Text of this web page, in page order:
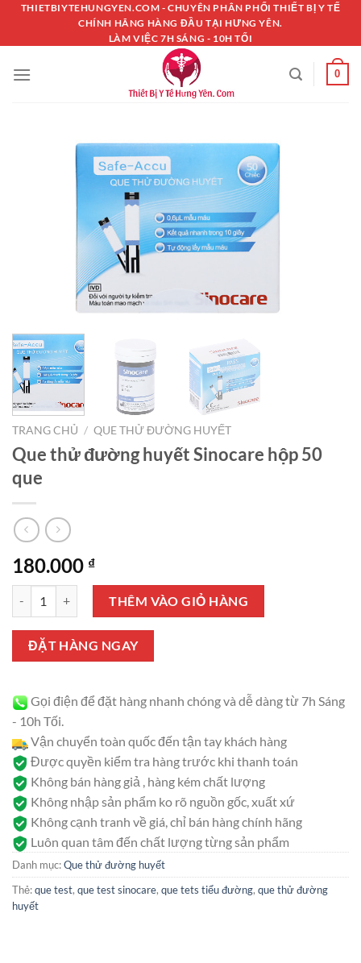
Chuyển
nội
dung
THIETBIYTEHUNGYEN.COM - CHUYÊN PHÂN PHỐI THIẾT BỊ Y TẾ
CHÍNH HÃNG HÀNG ĐẦU TẠI HƯNG YÊN.
LÀM VIỆC 7H SÁNG - 10H TỐI
0
TRANG CHỦ / QUE THỬ ĐƯỜNG HUYẾT
Que thử đường huyết Sinocare hộp 50
que
180.000 ₫
Que thử đường huyết Sinocare hộp 50 que số lượng
THÊM VÀO GIỎ HÀNG
ĐẶT HÀNG NGAY
Gọi điện để đặt hàng nhanh chóng và dễ dàng từ 7h Sáng
- 10h Tối.
Vận chuyển toàn quốc đến tận tay khách hàng
Được quyền kiểm tra hàng trước khi thanh toán
Không bán hàng giả , hàng kém chất lượng
Không nhập sản phẩm ko rõ nguồn gốc, xuất xứ
Không cạnh tranh về giá, chỉ bán hàng chính hãng
Luôn quan tâm đến chất lượng từng sản phẩm
Danh mục:Que thử đường huyết
Thẻ:que test, que test sinocare, que tets tiểu đường, que thử đường
huyết